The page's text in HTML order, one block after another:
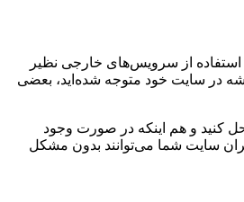
استفاده از سرویس‌های خارجی نظیر
در سایت خود متوجه شده‌اید، بعضی
کنید و هم اینکه در صورت وجود
سایت شما می‌توانند بدون مشکل